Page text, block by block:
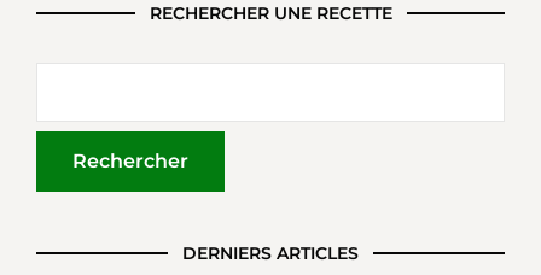
RECHERCHER UNE RECETTE
DERNIERS ARTICLES